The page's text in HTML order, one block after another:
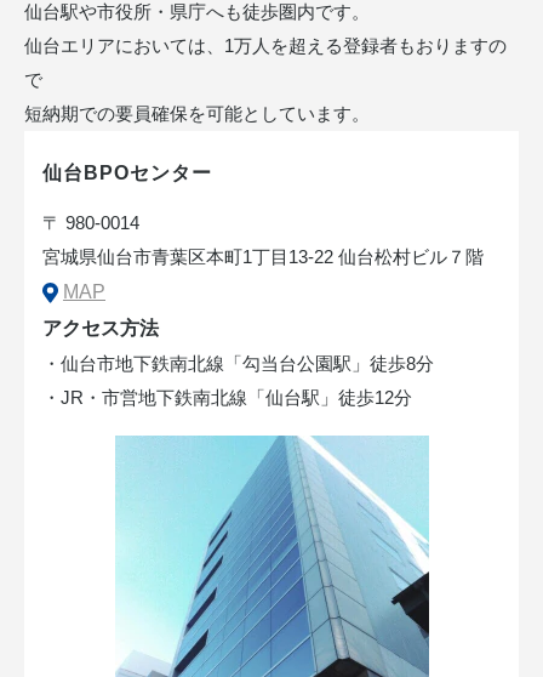
仙台駅や市役所・県庁へも徒歩圏内です。
仙台エリアにおいては、1万人を超える登録者もおりますの
で
短納期での要員確保を可能としています。
仙台BPOセンター
〒 980-0014
宮城県仙台市青葉区本町1丁目13-22 仙台松村ビル７階
MAP
アクセス方法
・仙台市地下鉄南北線「勾当台公園駅」徒歩8分
・JR・市営地下鉄南北線「仙台駅」徒歩12分